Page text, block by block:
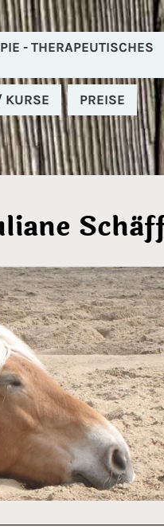
- THERAPEUTISCHES
KURSE PREISE